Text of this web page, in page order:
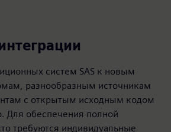
систем SAS к новым
разнообразным источникам
с открытым исходным кодом
Для обеспечения полной
требуются индивидуальные